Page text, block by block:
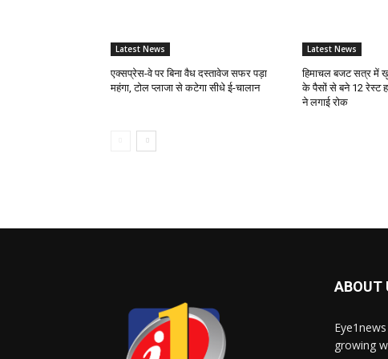
Latest News
एक्सप्रेस-वे पर बिना वैध दस्तावेज सफर पड़ा
महंगा, टोल प्लाजा से कटेगा सीधे ई-चालान
Latest News
हिमाचल बजट सत्र में
के पैसों से बने 12 रेस्ट
ने लगाई रोक
ABOUT
growing